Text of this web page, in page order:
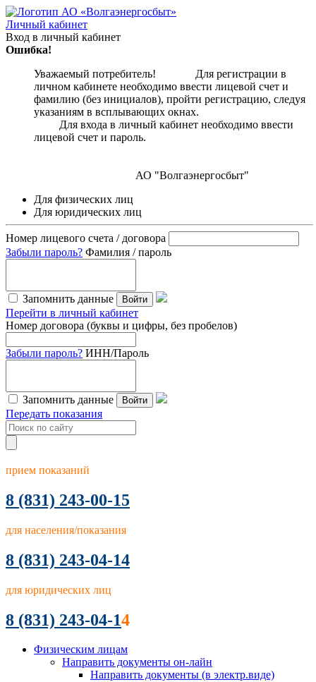
Личный кабинет
Вход в личный кабинет
Ошибка!
Уважаемый потребитель! Для регистрации в
личном кабинете необходимо ввести лицевой счет и
фамилию (без инициалов), пройти регистрацию, следуя
указаниям в всплывающих окнах.
Для входа в личный кабинет необходимо ввести
лицевой счет и пароль.
АО "Волгаэнергосбыт"
Для физических лиц
Для юридических лиц
Номер лицевого счета / договора
Забыли пароль? Фамилия / пароль
Запомнить данные Войти
Перейти в личный кабинет
Номер договора (буквы и цифры, без пробелов)
Забыли пароль? ИНН/Пароль
Запомнить данные Войти
Передать показания
прием показаний
8 (831) 243-00-15
для населения/показания
8 (831) 243-04-14
для юридических лиц
8 (831) 243-04-14
Физическим лицам
Направить документы он-лайн
Направить документы (в электр.виде)